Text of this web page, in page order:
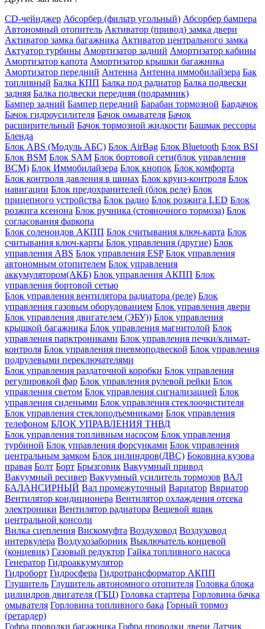
CD-чейнджер Абсорбер (фильтр угольный) Абсорбер бампера
Автономный отопитель Активатор (привод) замка двери
Активатор замка багажника Активатор центрального замка
Актуатор турбины Амортизатор задний Амортизатор кабины
Амортизатор капота Амортизатор крышки багажника
Амортизатор передний Антенна Антенна иммобилайзера Бак
топливный Балка КПП Балка под радиатор Балка подвески
задняя Балка подвески передняя (подрамник)
Бампер задний Бампер передний Барабан тормозной Бардачок
Бачок гидроусилителя Бачок омывателя Бачок
расширительный Бачок тормозной жидкости Башмак рессоры
Бленда
Блок ABS (Модуль АБС) Блок AirBag Блок Bluetooth Блок BSI
Блок BSM Блок SAM Блок бортовой сети(блок управления
BCM) Блок Иммобилайзера Блок кнопок Блок комфорта
Блок контроля давления в шинах Блок круиз-контроля Блок
навигации Блок предохранителей (блок реле) Блок
прицепного устройства Блок радио Блок розжига LED Блок
розжига ксенона Блок ручника (стояночного тормоза) Блок
согласования фаркопа
Блок соленоидов АКПП Блок считывания ключ-карта Блок
считывания ключ-карты Блок управления (другие) Блок
управления ABS Блок управления ESP Блок управления
автономным отопителем Блок управления
аккумулятором(АКБ) Блок управления АКПП Блок
управления бортовой сетью
Блок управления вентилятора радиатора (реле) Блок
управления газовым оборудованием Блок управления двери
Блок управления двигателем (ЭБУ)) Блок управления
крышкой багажника Блок управления магнитолой Блок
управления парктрониками Блок управления печки/климат-
контроля Блок управления пневмоподвеской Блок управления
подрулевыми переключателями
Блок управления раздаточной коробки Блок управления
регулировкой фар Блок управления рулевой рейки Блок
управления светом Блок управления сигнализацией Блок
управления сиденьями Блок управления стеклоочистителя
Блок управления стеклоподъемниками Блок управления
телефоном БЛОК УПРАВЛЕНИЯ ТНВД
Блок управления топливным насосом Блок управления
турбиной Блок управления форсунками Блок управления
центральным замком Блок цилиндров(ДВС) Боковина кузова
правая Болт Борт Брызговик Вакуумный привод
Вакуумный ресивер Вакуумный усилитель тормозов ВАЛ
БАЛАНСИРНЫЙ Вал промежуточный Вариатор Ввриатор
Вентилятор кондиционера Вентилятор охлаждения отсека
электроники Вентилятор радиатора Вещевой ящик
центральной консоли
Вилка сцепления Вискомуфта Воздуховод Воздуховод
интеркулера Воздухозаборник Выключатель концевой
(концевик) Газовый редуктор Гайка топливного насоса
Генератор Гидроаккумулятор
Гидроборт Гидросфера Гидротрансформатор АКПП
Глушитель Глушитель автономного отопителя Головка блока
цилиндров двигателя (ГБЦ) Головка стартера Горловина бачка
омывателя Горловина топливного бака Горный тормоз
(ретардер)
Гофра проводки багажника Гофра проводки двери Датчик